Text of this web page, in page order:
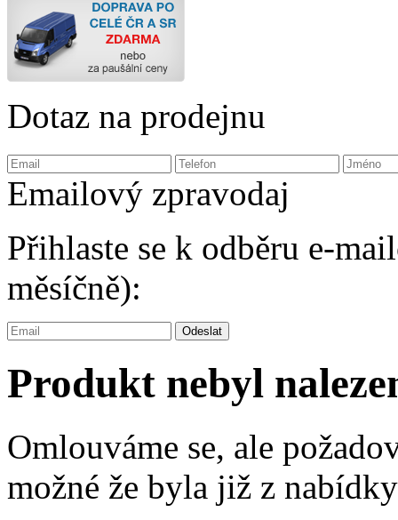
Dotaz na prodejnu
Emailový zpravodaj
Přihlaste se k odběru e-
měsíčně):
Produkt nebyl
Omlouváme se, ale
možné že byla již z